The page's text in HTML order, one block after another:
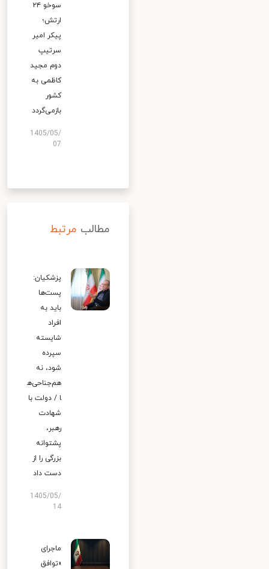
سوخو ۲۴
ارتش؛
پیکر امیر
سرتیپ
دوم مجید
کاظمی به
کشور
بازمی‌گردد
1405/05/
07
مطالب مرتبط
پزشکیان:
پست‌ها
باید به
افراد
شایسته
سپرده
شود، نه
هم‌جناحی‌ه
ا / دولت با
شهادت
رهبر،
پشتوانه
بزرگی را از
دست داد
1405/05/
14
ماجرای
«توافق